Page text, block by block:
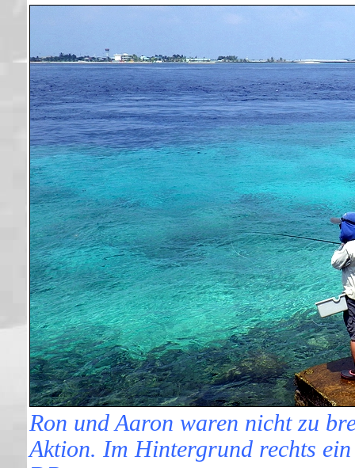
Ron und Aaron waren nicht zu
Aktion. Im Hintergrund rechts